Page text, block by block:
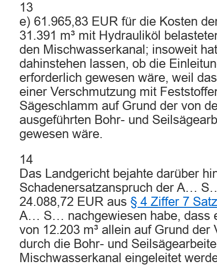
13
e) 61.965,83 EUR für die Kosten
31.391 m³ mit Hydrauliköl
den Mischwasserkanal; insoweit
dahinstehen lassen, ob die
erforderlich gewesen wäre, weil
einer Verschmutzung mit
Sägeschlamm auf Grund der von
ausgeführten Bohr- und
gewesen wäre.
14
Das Landgericht bejahte darüber
Schadenersatzanspruch der A…
24.088,72 EUR aus § 4 Ziffer 7
A… S… nachgewiesen habe, dass
von 12.203 m³ allein auf Grund der
durch die Bohr- und
Mischwasserkanal eingeleitet